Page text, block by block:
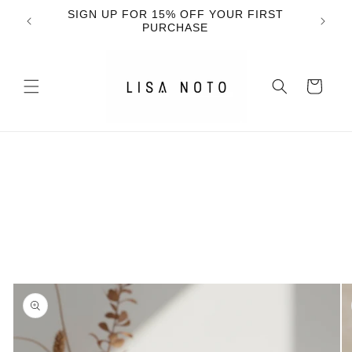
content
SIGN UP FOR 15% OFF YOUR FIRST
PURCHASE
Cart